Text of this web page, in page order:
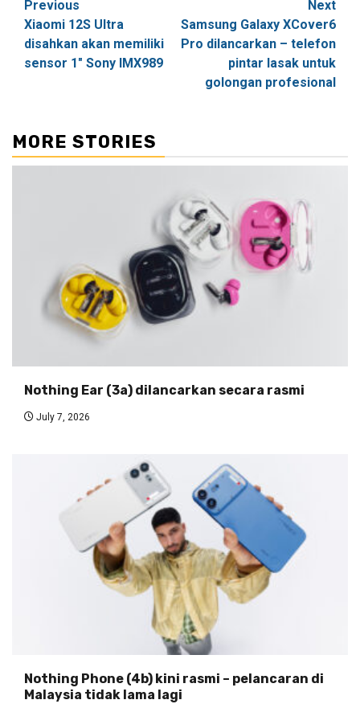
Post
navigation
Previous
Xiaomi 12S Ultra
disahkan akan memiliki
sensor 1″ Sony IMX989
Next
Samsung Galaxy XCover6
Pro dilancarkan – telefon
pintar lasak untuk
golongan profesional
MORE STORIES
Nothing Ear (3a) dilancarkan secara rasmi
July 7, 2026
Nothing Phone (4b) kini rasmi – pelancaran di
Malaysia tidak lama lagi